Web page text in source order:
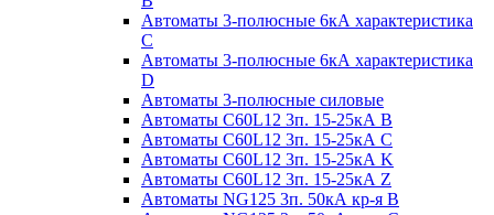
Автоматы 3-полюсные 6кА характеристика
C
Автоматы 3-полюсные 6кА характеристика
D
Автоматы 3-полюсные силовые
Автоматы C60L12 3п. 15-25кА B
Автоматы C60L12 3п. 15-25кА C
Автоматы C60L12 3п. 15-25кА K
Автоматы C60L12 3п. 15-25кА Z
Автоматы NG125 3п. 50кА кр-я B